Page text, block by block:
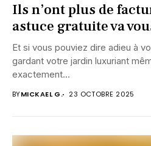
Ils n’ont plus de
astuce gratuite va
Et si vous pouviez dire adieu à
gardant votre jardin luxuriant
exactement...
BYMICKAEL G. 23 OCTOBRE 2025